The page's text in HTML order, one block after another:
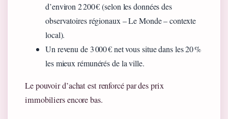
d’environ 2 200 € (selon les données des
observatoires régionaux – Le Monde – contexte
local).
Un revenu de 3 000 € net vous situe dans les 20 %
les mieux rémunérés de la ville.
Le pouvoir d’achat est renforcé par des prix
immobiliers encore bas.